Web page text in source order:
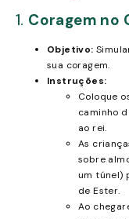
1. Coragem no
Objetivo:
sua coragem.
Instruções:
Coloque
caminho
ao rei.
As
sobre
um túnel)
de Ester.
Ao